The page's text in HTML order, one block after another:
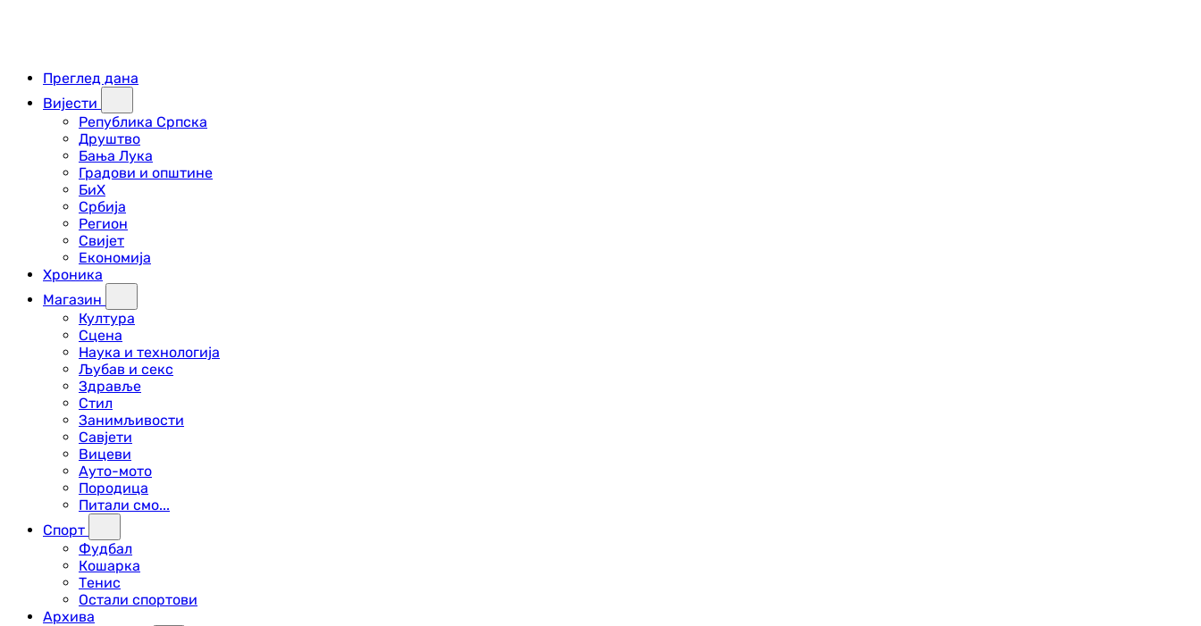
Преглед дана
Вијести
Република Српска
Друштво
Бања Лука
Градови и општине
БиХ
Србија
Регион
Свијет
Економија
Хроника
Магазин
Култура
Сцена
Наука и технологија
Љубав и секс
Здравље
Стил
Занимљивости
Савјети
Вицеви
Ауто-мото
Породица
Питали смо...
Спорт
Фудбал
Кошарка
Тенис
Остали спортови
Архива